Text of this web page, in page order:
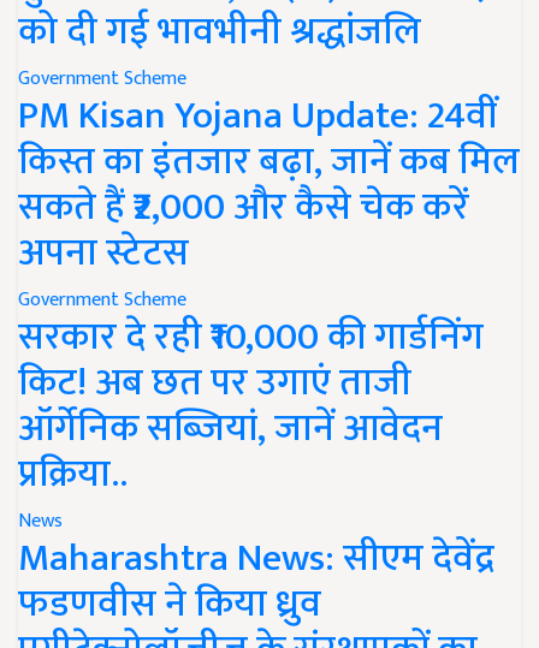
को दी गई भावभीनी श्रद्धांजलि
Government Scheme
PM Kisan Yojana Update: 24वीं
किस्त का इंतजार बढ़ा, जानें कब मिल
सकते हैं ₹2,000 और कैसे चेक करें
अपना स्टेटस
Government Scheme
सरकार दे रही ₹10,000 की गार्डनिंग
किट! अब छत पर उगाएं ताजी
ऑर्गेनिक सब्जियां, जानें आवेदन
प्रक्रिया..
News
Maharashtra News: सीएम देवेंद्र
फडणवीस ने किया ध्रुव